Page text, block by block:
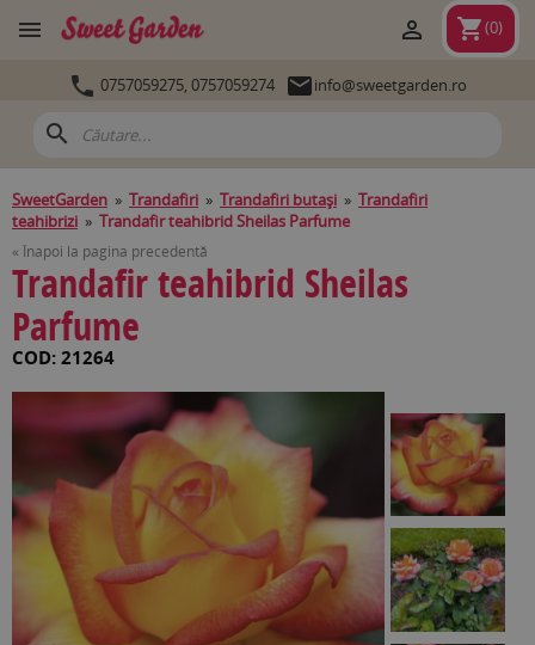
 shopping_cart(0)

 0757059275, 0757059274 info@sweetgarden.ro
search
SweetGarden » Trandafiri » Trandafiri butași » Trandafiri
teahibrizi » Trandafir teahibrid Sheilas Parfume
« Înapoi la pagina precedentă
Trandafir teahibrid Sheilas
Parfume
COD: 21264